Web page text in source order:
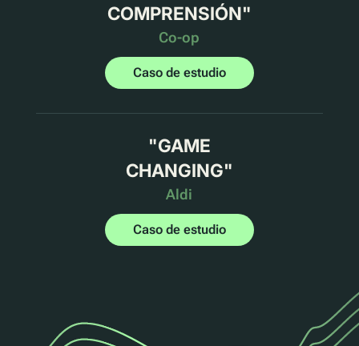
COMPRENSIÓN"
Co-op
Caso de estudio
"GAME
CHANGING"
Aldi
Caso de estudio